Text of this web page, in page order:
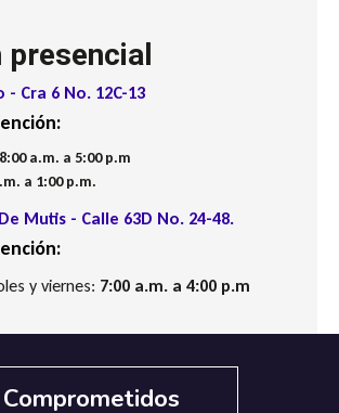
presencial
Cra 6 No. 12C-13
8:00 a.m. a 5:00 p.m
a 1:00 p.m.
Mutis - Calle 63D No. 24-48.
y viernes: 7:00 a.m. a 4:00 p.m
Comprometidos